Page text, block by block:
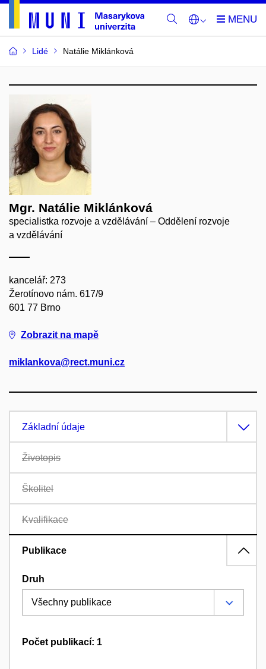
Lidé Natálie Miklánková
Mgr. Natálie Miklánková
specialistka rozvoje a vzdělávání – Oddělení rozvoje
a vzdělávání
kancelář: 273
Žerotínovo nám. 617/9
601 77 Brno
Zobrazit na mapě
miklankova@rect.muni.cz
Základní údaje
Životopis
Školitel
Kvalifikace
Publikace
Druh
Počet publikací: 1